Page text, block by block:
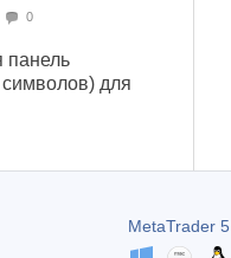
0
панель
для
MetaTrader 5